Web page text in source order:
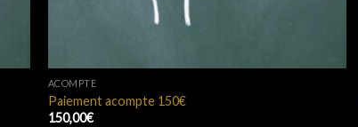
ACOMPTE
Paiement acompte 150€
150,00€